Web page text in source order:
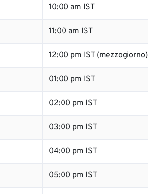
10:00 am IST
11:00 am IST
12:00 pm IST (mezzogiorno)
01:00 pm IST
02:00 pm IST
03:00 pm IST
04:00 pm IST
05:00 pm IST